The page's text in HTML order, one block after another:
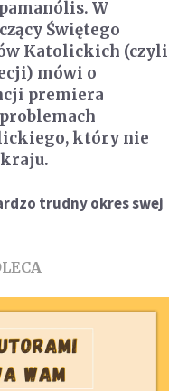
W
Świętego
Katolickich (czyli
mówi o
premiera
który nie
kraju.
trudny okres swej